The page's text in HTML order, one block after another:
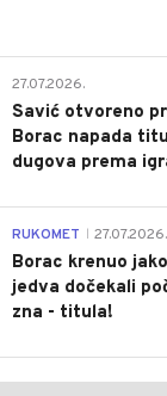
27.07.2026.
Savić otvoreno
Borac napada
dugova prema
RUKOMET 27.07.2026.
Borac krenuo
jedva dočekali
zna - titula!